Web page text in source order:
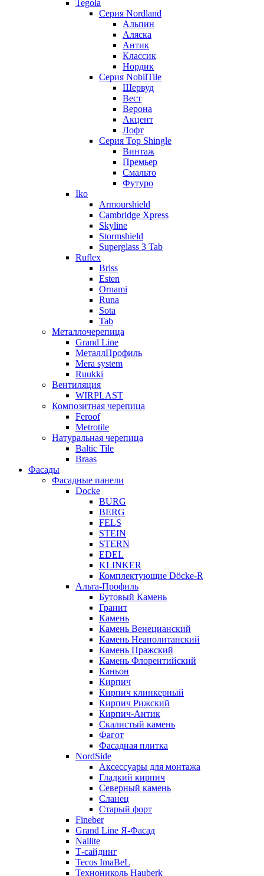
Tegola
Серия Nordland
Альпин
Аляска
Антик
Классик
Нордик
Серия NobilTile
Шервуд
Вест
Верона
Акцент
Лофт
Серия Top Shingle
Винтаж
Премьер
Смальто
Футуро
Iko
Armourshield
Cambridge Xpress
Skyline
Stormshield
Superglass 3 Tab
Ruflex
Briss
Esten
Ornami
Runa
Sota
Tab
Металлочерепица
Grand Line
МеталлПрофиль
Mera system
Ruukki
Вентиляция
WIRPLAST
Композитная черепица
Feroof
Metrotile
Натуральная черепица
Baltic Tile
Braas
Фасады
Фасадные панели
Docke
BURG
BERG
FELS
STEIN
STERN
EDEL
KLINKER
Комплектующие Döcke-R
Альта-Профиль
Бутовый Камень
Гранит
Камень
Камень Венецианский
Камень Неаполитанский
Камень Пражский
Камень Флорентийский
Каньон
Кирпич
Кирпич клинкерный
Кирпич Рижский
Кирпич-Антик
Скалистый камень
Фагот
Фасадная плитка
NordSide
Аксессуары для монтажа
Гладкий кирпич
Северный камень
Сланец
Старый форт
Fineber
Grand Line Я-Фасад
Nailite
Т-сайдинг
Tecos ImaBeL
Технониколь Hauberk